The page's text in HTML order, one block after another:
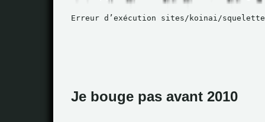
Erreur d’exécution sites/koinai/
Je bouge pas avant 2010